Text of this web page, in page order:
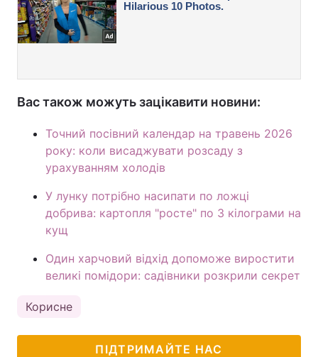
Вас також можуть зацікавити новини:
Точний посівний календар на травень 2026
року: коли висаджувати розсаду з
урахуванням холодів
У лунку потрібно насипати по ложці
добрива: картопля "росте" по 3 кілограми на
кущ
Один харчовий відхід допоможе виростити
великі помідори: садівники розкрили секрет
Корисне
ПІДТРИМАЙТЕ НАС